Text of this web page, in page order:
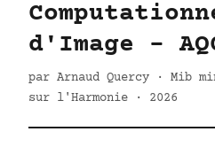
d'Image -
par Arnaud Quercy · Mib
sur l'Harmonie · 2026